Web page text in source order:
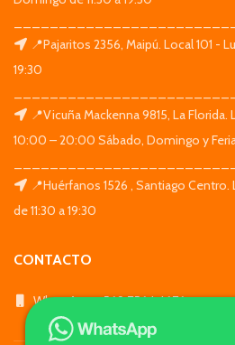
📍Pajaritos 2356, Maipú. Local 101 -
19:30
📍Vicuña Mackenna 9815, La
10:00 – 20:00 Sábado, Domingo y
📍Huérfanos 1526 , Santiago
de 11:30 a 19:30
CONTACTO
WhatsApp: +569 7564 4676